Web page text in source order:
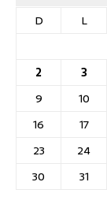
D
L
2
3
9
10
16
17
23
24
30
31